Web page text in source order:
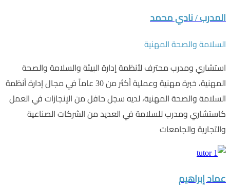
المدرب / نادي محمد
السلامة والصحة المهنية
استشاري ومدرب محترف لأنظمة إدارة البيئة والسلامة والصحة
المهنية، خبرة مهنية وعملية أكثر من 30 عاماً في مجال إدارة أنظمة
السلامة والصحة المهنية، لديه سجل حافل من الإنجازات في العمل
كاستشاري ومدرب للسلامة في العديد من الشركات الصناعية
والتجارية والجامعات
عماد إبراهيم